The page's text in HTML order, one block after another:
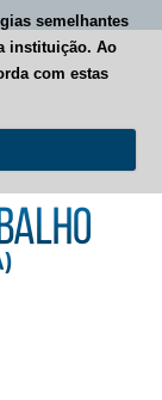
semelhantes
instituição. Ao
com estas